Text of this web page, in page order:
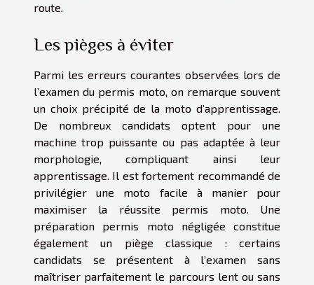
route.
Les pièges à éviter
Parmi les erreurs courantes observées lors de
l’examen du permis moto, on remarque souvent
un choix précipité de la moto d’apprentissage.
De nombreux candidats optent pour une
machine trop puissante ou pas adaptée à leur
morphologie, compliquant ainsi leur
apprentissage. Il est fortement recommandé de
privilégier une moto facile à manier pour
maximiser la réussite permis moto. Une
préparation permis moto négligée constitue
également un piège classique : certains
candidats se présentent à l’examen sans
maîtriser parfaitement le parcours lent ou sans